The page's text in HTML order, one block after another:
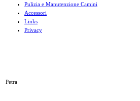
Pulizia e Manutenzione Camini
Accessori
Links
Privacy
Petra